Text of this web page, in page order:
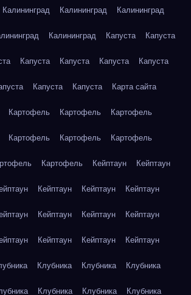
Калининград Калининград Калининград
Калининград Капуста Капуста
Капуста Капуста Капуста Капуста
Капуста Капуста Карта сайта
Картофель Картофель Картофель
Картофель Картофель Картофель
Картофель Кейптаун Кейптаун
Кейптаун Кейптаун Кейптаун
Кейптаун Кейптаун Кейптаун
Кейптаун Кейптаун Кейптаун
Клубника Клубника Клубника
Клубника Клубника Клубника